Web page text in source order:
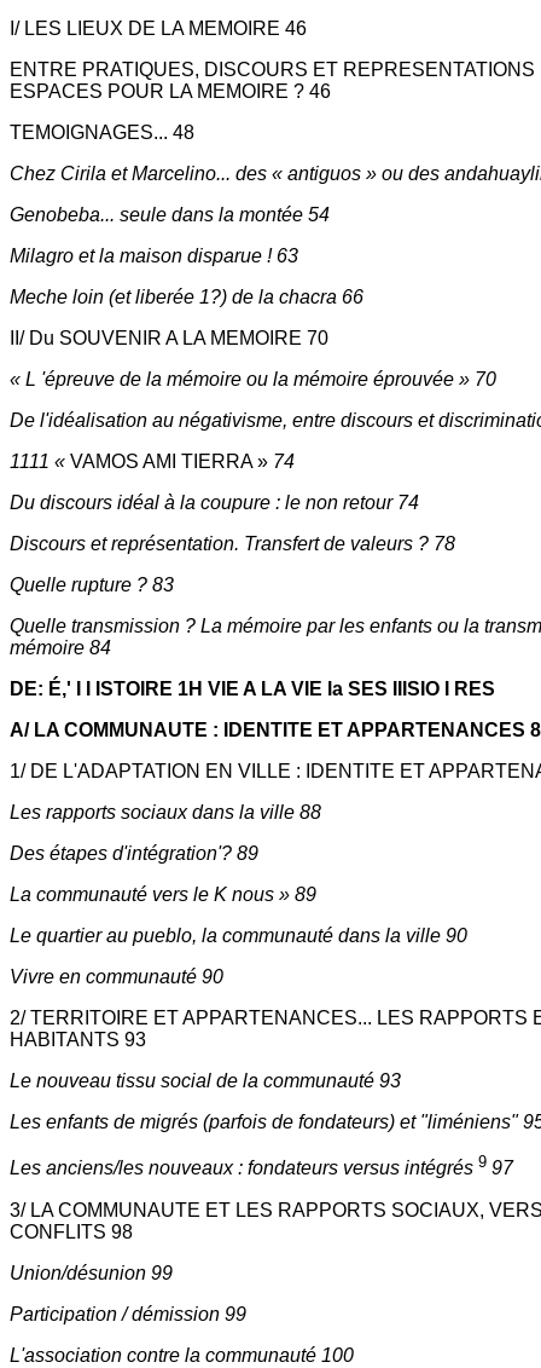
I/ LES LIEUX DE LA MEMOIRE 46
ENTRE PRATIQUES, DISCOURS ET REPRESENTATIONS
ESPACES POUR LA MEMOIRE ? 46
TEMOIGNAGES... 48
Chez Cirila et Marcelino... des « antiguos » ou des
Genobeba... seule dans la montée 54
Milagro et la maison disparue ! 63
Meche loin (et liberée 1?) de la chacra 66
II/ Du SOUVENIR A LA MEMOIRE 70
« L 'épreuve de la mémoire ou la mémoire éprouvée » 70
De l'idéalisation au négativisme, entre discours et
1111 « VAMOS AMI TIERRA » 74
Du discours idéal à la coupure : le non retour 74
Discours et représentation. Transfert de valeurs ? 78
Quelle rupture ? 83
Quelle transmission ? La mémoire par les enfants ou la
mémoire 84
DE: É,' I I ISTOIRE 1H VIE A LA VIE la SES IIISIO I RES
A/ LA COMMUNAUTE : IDENTITE ET APPARTENANCES
1/ DE L'ADAPTATION EN VILLE : IDENTITE ET
Les rapports sociaux dans la ville 88
Des étapes d'intégration'? 89
La communauté vers le K nous » 89
Le quartier au pueblo, la communauté dans la ville 90
Vivre en communauté 90
2/ TERRITOIRE ET APPARTENANCES... LES RAPPORTS
HABITANTS 93
Le nouveau tissu social de la communauté 93
Les enfants de migrés (parfois de fondateurs) et "liméniens"
Les anciens/les nouveaux : fondateurs versus intégrés 9 97
3/ LA COMMUNAUTE ET LES RAPPORTS SOCIAUX,
CONFLITS 98
Union/désunion 99
Participation / démission 99
L'association contre la communauté 100